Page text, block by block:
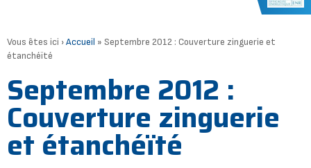
Vous êtes ici ›Accueil » Septembre 2012 : Couverture zinguerie et
étanchéïté
Septembre 2012 :
Couverture zinguerie
et étanchéïté